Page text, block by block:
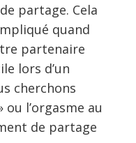
partage. Cela
quand
partenaire
lors d’un
cherchons
l’orgasme au
de partage